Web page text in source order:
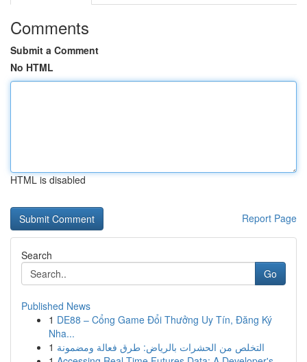
Comments
Submit a Comment
No HTML
HTML is disabled
Report Page
Search
Go
Published News
1 DE88 – Cổng Game Đổi Thưởng Uy Tín, Đăng Ký
Nha...
1 التخلص من الحشرات بالرياض: طرق فعالة ومضمونة